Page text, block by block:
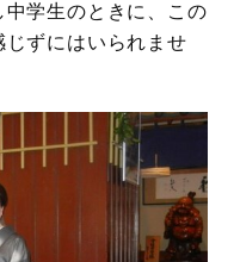
学生のときに、この
ずにはいられませ